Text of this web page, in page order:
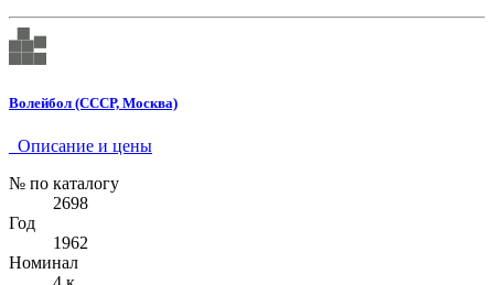
Волейбол (СССР, Москва)
Описание и цены
№ по каталогу
2698
Год
1962
Номинал